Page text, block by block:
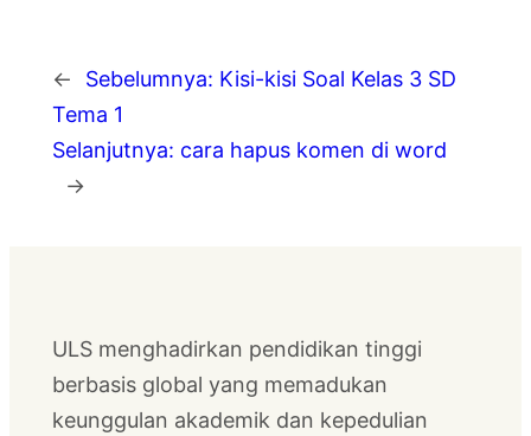
← Sebelumnya: Kisi-kisi Soal Kelas 3 SD
Tema 1
Selanjutnya: cara hapus komen di word
→
ULS menghadirkan pendidikan tinggi
berbasis global yang memadukan
keunggulan akademik dan kepedulian